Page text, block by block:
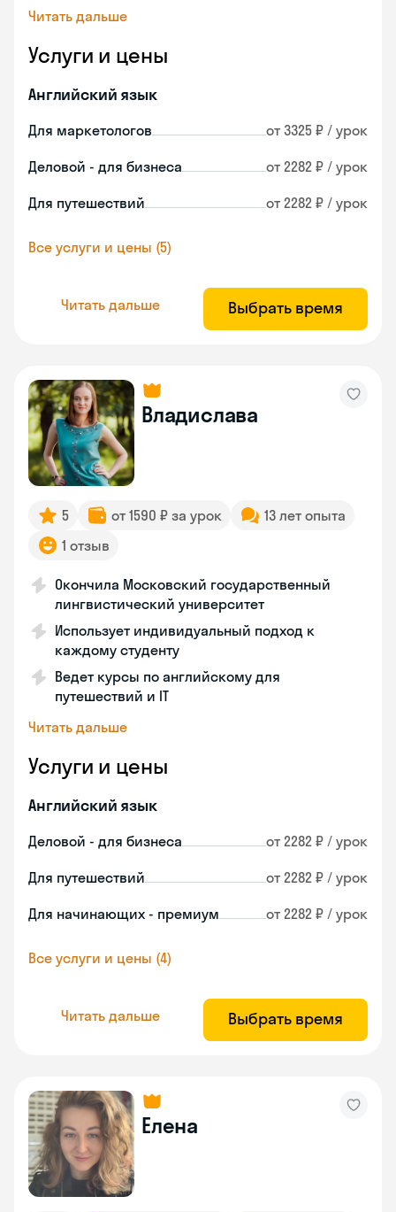
Читать дальше
Услуги и цены
Английский язык
Для маркетологов от 3325 ₽ / урок
Деловой - для бизнеса от 2282 ₽ / урок
Для путешествий от 2282 ₽ / урок
Все услуги и цены (5)
Читать дальше Выбрать время
Владислава
5 от 1590 ₽ за урок
13 лет опыта
1 отзыв
Окончила Московский государственный
лингвистический университет
Использует индивидуальный подход к
каждому студенту
Ведет курсы по английскому для
путешествий и IT
Читать дальше
Услуги и цены
Английский язык
Деловой - для бизнеса от 2282 ₽ / урок
Для путешествий от 2282 ₽ / урок
Для начинающих - премиум от 2282 ₽ / урок
Все услуги и цены (4)
Читать дальше Выбрать время
Елена